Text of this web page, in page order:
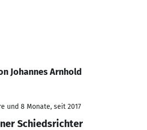
Johannes Arnhold
und 8 Monate, seit 2017
Schiedsrichter